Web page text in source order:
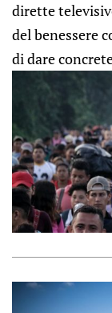
dirette
del benessere
di dare